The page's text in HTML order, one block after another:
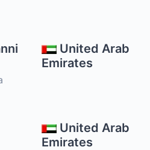
United Arab
Emirates
United Arab
Emirates